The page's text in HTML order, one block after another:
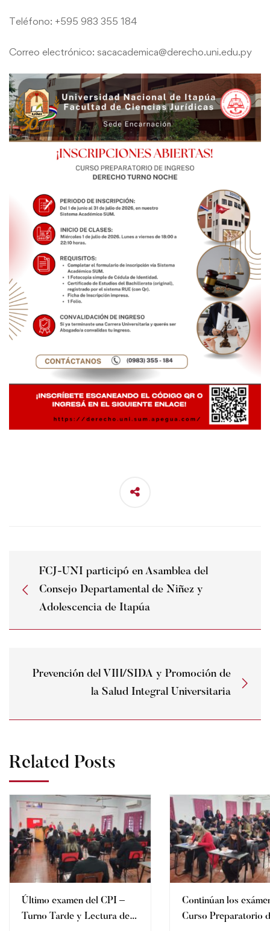
Teléfono: +595 983 355 184
Correo electrónico: sacacademica@derecho.uni.edu.py
FCJ-UNI participó en Asamblea del
Consejo Departamental de Niñez y
Adolescencia de Itapúa
Prevención del VIH/SIDA y Promoción de
la Salud Integral Universitaria
Related Posts
Último examen del CPI –
Turno Tarde y Lectura de
Continúan los
Curso Preparatorio